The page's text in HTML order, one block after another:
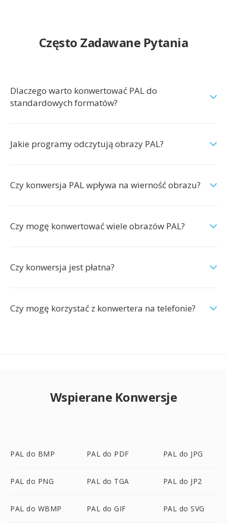
Często Zadawane Pytania
Dlaczego warto konwertować PAL do
standardowych formatów?
Jakie programy odczytują obrazy PAL?
Czy konwersja PAL wpływa na wierność obrazu?
Czy mogę konwertować wiele obrazów PAL?
Czy konwersja jest płatna?
Czy mogę korzystać z konwertera na telefonie?
Wspierane Konwersje
PAL do BMP PAL do PDF PAL do JPG
PAL do PNG PAL do TGA PAL do JP2
PAL do WBMP PAL do GIF PAL do SVG